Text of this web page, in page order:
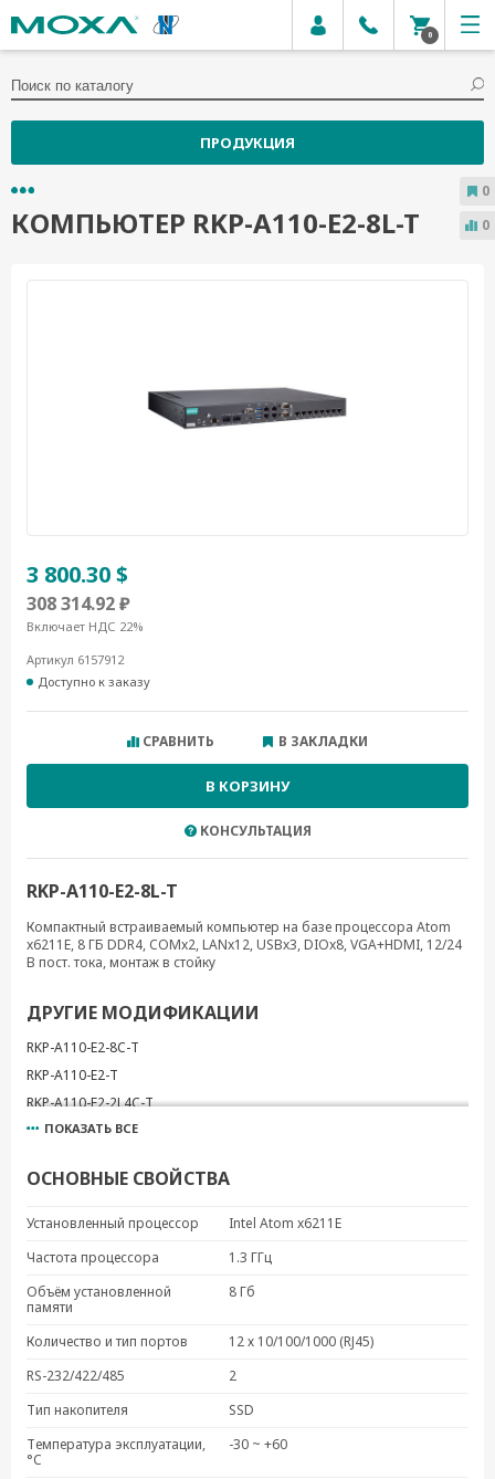
0
ПРОДУКЦИЯ
КОМПЬЮТЕР RKP-A110-E2-8L-T
3 800.30 $
308 314.92 ₽
Включает НДС 22%
Артикул 6157912
Доступно к заказу
СРАВНИТЬ В ЗАКЛАДКИ
В КОРЗИНУ
КОНСУЛЬТАЦИЯ
RKP-A110-E2-8L-T
Компактный встраиваемый компьютер на базе процессора Atom
x6211E, 8 ГБ DDR4, COMx2, LANx12, USBx3, DIOx8, VGA+HDMI, 12/24
В пост. тока, монтаж в стойку
ДРУГИЕ МОДИФИКАЦИИ
RKP-A110-E2-8C-T
RKP-A110-E2-T
RKP-A110-E2-2L4C-T
RKP-A110-E2-T-Win10
RKP-A110-E4-8C-T
RKP-A110-E4-8L-T
RKP-A110-E4-T-Win10
ПОКАЗАТЬ ВСЕ
ОСНОВНЫЕ СВОЙСТВА
Установленный процессор
Intel Atom x6211E
Частота процессора
1.3 ГГц
Объём установленной
памяти
8 Гб
Количество и тип портов
12 х 10/100/1000 (RJ45)
RS-232/422/485
2
Тип накопителя
SSD
Температура эксплуатации,
°C
-30 ~ +60
0
0